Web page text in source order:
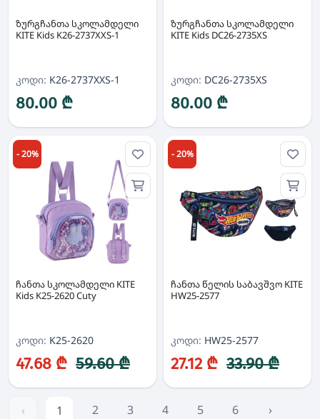
ზურგჩანთა სკოლამდელი
KITE Kids K26-2737XXS-1
კოდი: K26-2737XXS-1
80.00 ₾
ზურგჩანთა სკოლამდელი
KITE Kids DC26-2735XS
კოდი: DC26-2735XS
80.00 ₾
- 20%
ჩანთა სკოლამდელი KITE
Kids K25-2620 Cuty
კოდი: K25-2620
47.68 ₾ 59.60 ₾
- 20%
ჩანთა წელის საბავშვო KITE
HW25-2577
კოდი: HW25-2577
27.12 ₾ 33.90 ₾
‹ 1 2 3 4 5 6 ›